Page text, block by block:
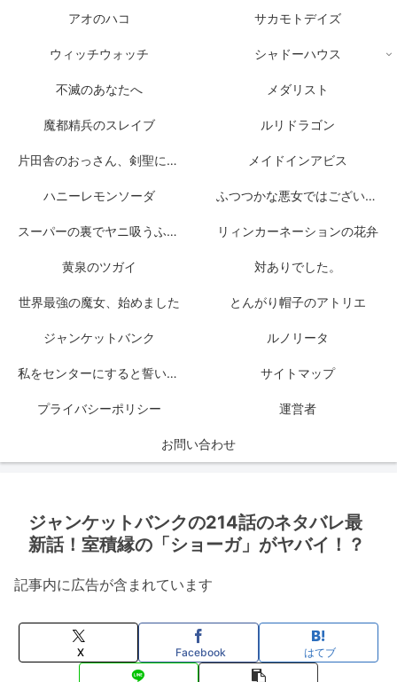
アオのハコ サカモトデイズ
ウィッチウォッチ シャドーハウス
不滅のあなたへ メダリスト
魔都精兵のスレイブ ルリドラゴン
片田舎のおっさん、剣聖になる メイドインアビス
ハニーレモンソーダ ふつつかな悪女ではございますが
スーパーの裏でヤニ吸うふたり リィンカーネーションの花弁
黄泉のツガイ 対ありでした。
世界最強の魔女、始めました とんがり帽子のアトリエ
ジャンケットバンク ルノリータ
私をセンターにすると誓いますか？ サイトマップ
プライバシーポリシー 運営者
お問い合わせ
ジャンケットバンクの214話のネタバレ最
新話！室積縁の「ショーガ」がヤバイ！？
記事内に広告が含まれています
X Facebook はてブ